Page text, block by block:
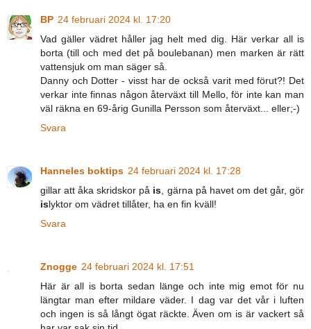
BP 24 februari 2024 kl. 17:20
Vad gäller vädret håller jag helt med dig. Här verkar all is
borta (till och med det på boulebanan) men marken är rätt
vattensjuk om man säger så.
Danny och Dotter - visst har de också varit med förut?! Det
verkar inte finnas någon återväxt till Mello, för inte kan man
väl räkna en 69-årig Gunilla Persson som återväxt... eller;-)
Svara
Hanneles boktips 24 februari 2024 kl. 17:28
gillar att åka skridskor på is , gärna på havet om det går, gör
islyktor om vädret tillåter, ha en fin kväll!
Svara
Znogge 24 februari 2024 kl. 17:51
Här är all is borta sedan länge och inte mig emot för nu
längtar man efter mildare väder. I dag var det vår i luften
och ingen is så långt ögat räckte. Även om is är vackert så